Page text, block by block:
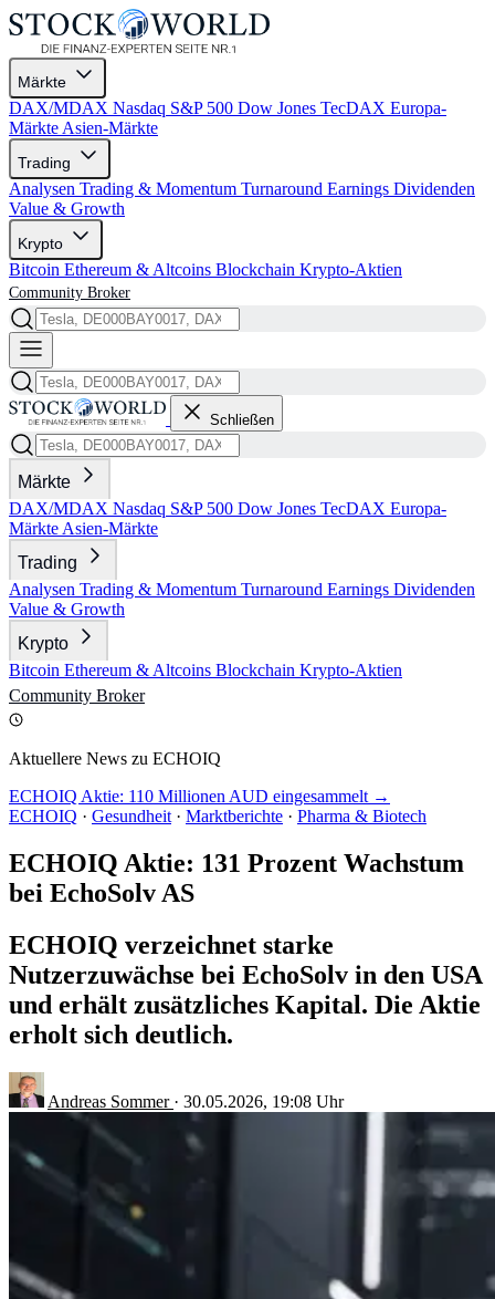
Märkte
DAX/MDAX Nasdaq S&P 500 Dow Jones TecDAX Europa-
Märkte Asien-Märkte
Trading
Analysen Trading & Momentum Turnaround Earnings Dividenden
Value & Growth
Krypto
Bitcoin Ethereum & Altcoins Blockchain Krypto-Aktien
Community Broker
Schließen
Märkte
DAX/MDAX Nasdaq S&P 500 Dow Jones TecDAX Europa-
Märkte Asien-Märkte
Trading
Analysen Trading & Momentum Turnaround Earnings Dividenden
Value & Growth
Krypto
Bitcoin Ethereum & Altcoins Blockchain Krypto-Aktien
Community Broker
Aktuellere News zu ECHOIQ
ECHOIQ Aktie: 110 Millionen AUD eingesammelt →
ECHOIQ · Gesundheit · Marktberichte · Pharma & Biotech
ECHOIQ Aktie: 131 Prozent Wachstum
bei EchoSolv AS
ECHOIQ verzeichnet starke
Nutzerzuwächse bei EchoSolv in den USA
und erhält zusätzliches Kapital. Die Aktie
erholt sich deutlich.
Andreas Sommer · 30.05.2026, 19:08 Uhr